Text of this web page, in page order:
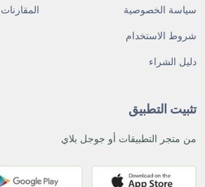
سياسة الخصوصية
شروط الاستخدام
دليل الشراء
المقارنات
تثبيت التطبيق
من متجر التطبيقات أو جوجل بلاي